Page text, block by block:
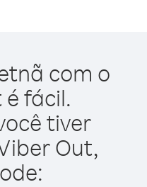
com o
fácil.
tiver
Out,